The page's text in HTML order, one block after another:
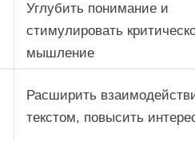
Углубить понимание и
стимулировать
мышление
Расширить
текстом, повысить